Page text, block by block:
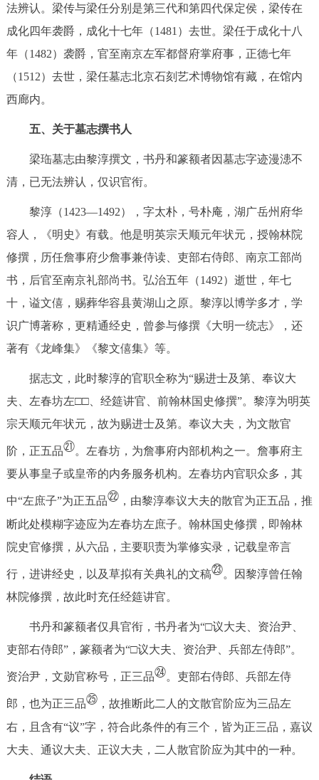
法辨认。梁传与梁任分别是第三代和第四代保定侯，梁传在
成化四年袭爵，成化十七年（1481）去世。梁任于成化十八
年（1482）袭爵，官至南京左军都督府掌府事，正德七年
（1512）去世，梁任墓志北京石刻艺术博物馆有藏，在馆内
西廊内。
五、关于墓志撰书人
梁珤墓志由黎淳撰文，书丹和篆额者因墓志字迹漫漶不
清，已无法辨认，仅识官衔。
黎淳（1423—1492），字太朴，号朴庵，湖广岳州府华
容人，《明史》有载。他是明英宗天顺元年状元，授翰林院
修撰，历任詹事府少詹事兼侍读、吏部右侍郎、南京工部尚
书，后官至南京礼部尚书。弘治五年（1492）逝世，年七
十，谥文僖，赐葬华容县黄湖山之原。黎淳以博学多才，学
识广博著称，更精通经史，曾参与修撰《大明一统志》，还
著有《龙峰集》《黎文僖集》等。
据志文，此时黎淳的官职全称为“赐进士及第、奉议大
夫、左春坊左□□、经筵讲官、前翰林国史修撰”。黎淳为明英
宗天顺元年状元，故为赐进士及第。奉议大夫，为文散官
阶，正五品㉑。左春坊，为詹事府内部机构之一。詹事府主
要从事皇子或皇帝的内务服务机构。左春坊内官职众多，其
中“左庶子”为正五品㉒，由黎淳奉议大夫的散官为正五品，推
断此处模糊字迹应为左春坊左庶子。翰林国史修撰，即翰林
院史官修撰，从六品，主要职责为掌修实录，记载皇帝言
行，进讲经史，以及草拟有关典礼的文稿㉓。因黎淳曾任翰
林院修撰，故此时充任经筵讲官。
书丹和篆额者仅具官衔，书丹者为“□议大夫、资治尹、
吏部右侍郎”，篆额者为“□议大夫、资治尹、兵部左侍郎”。
资治尹，文勋官称号，正三品㉔。吏部右侍郎、兵部左侍
郎，也为正三品㉕，故推断此二人的文散官阶应为三品左
右，且含有“议”字，符合此条件的有三个，皆为正三品，嘉议
大夫、通议大夫、正议大夫，二人散官阶应为其中的一种。